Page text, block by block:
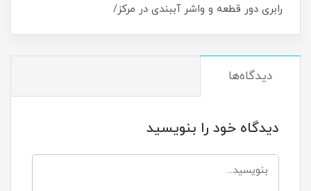
رابری دور قطعه و واشر آببندی در مرکز/
دیدگاه‌ها
دیدگاه خود را بنویسید